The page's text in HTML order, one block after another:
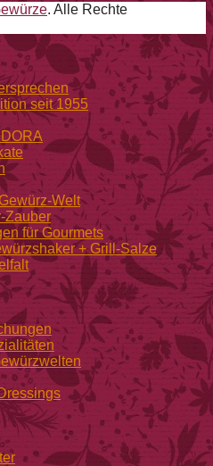
. Alle Rechte
seit 1955
Welt
Zauber
für Gourmets
+ Grill-Salze